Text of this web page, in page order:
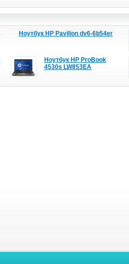
Ноутбук HP Pavilion dv6-6b54er
Ноутбук HP ProBook
4530s LW853EA